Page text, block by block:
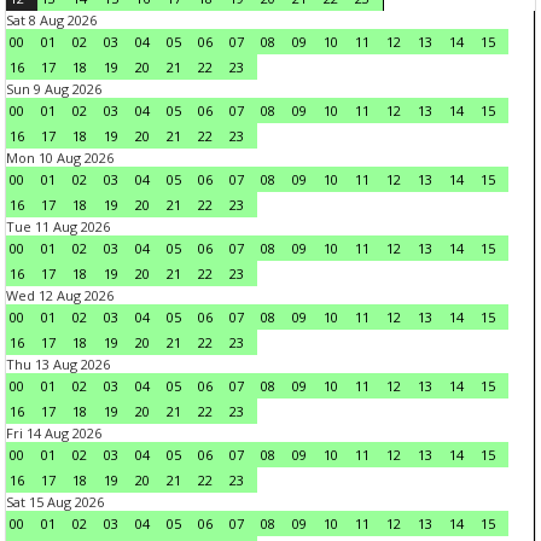
Sat 8 Aug 2026
00
01 02 03 04 05 06 07 08 09 10 11 12 13 14
15
16
17 18 19 20 21 22
23
Sun 9 Aug 2026
00
01 02 03 04 05 06 07 08 09 10 11 12 13 14
15
16
17 18 19 20 21 22
23
Mon 10 Aug 2026
00
01 02 03 04 05 06 07 08 09 10 11 12 13 14
15
16
17 18 19 20 21 22
23
Tue 11 Aug 2026
00
01 02 03 04 05 06 07 08 09 10 11 12 13 14
15
16
17 18 19 20 21 22
23
Wed 12 Aug 2026
00
01 02 03 04 05 06 07 08 09 10 11 12 13 14
15
16
17 18 19 20 21 22
23
Thu 13 Aug 2026
00
01 02 03 04 05 06 07 08 09 10 11 12 13 14
15
16
17 18 19 20 21 22
23
Fri 14 Aug 2026
00
01 02 03 04 05 06 07 08 09 10 11 12 13 14
15
16
17 18 19 20 21 22
23
Sat 15 Aug 2026
00
01 02 03 04 05 06 07 08 09 10 11 12 13 14
15